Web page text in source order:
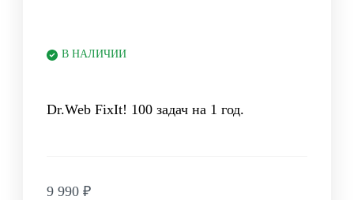
В НАЛИЧИИ
Dr.Web FixIt! 100 задач на 1 год.
9 990 ₽